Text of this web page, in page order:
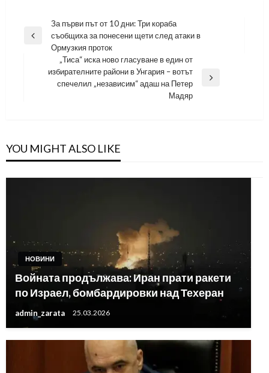
Навигация
Previous
За първи път от 10 дни: Три кораба
съобщиха за понесени щети след атаки в
Ормузкия проток
„Тиса“ иска ново гласуване в един от
избирателните райони в Унгария – вотът
спечелил „независим“ адаш на Петер
Мадяр
YOU MIGHT ALSO LIKE
НОВИНИ
Войната продължава: Иран прати ракети
по Израел, бомбардировки над Техеран
admin_zarata 25.03.2026